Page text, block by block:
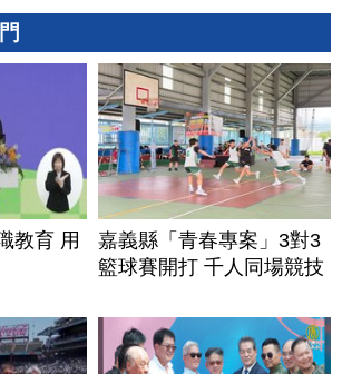
教育 用
嘉義縣「青春專案」3對3
籃球賽開打 千人同場競技